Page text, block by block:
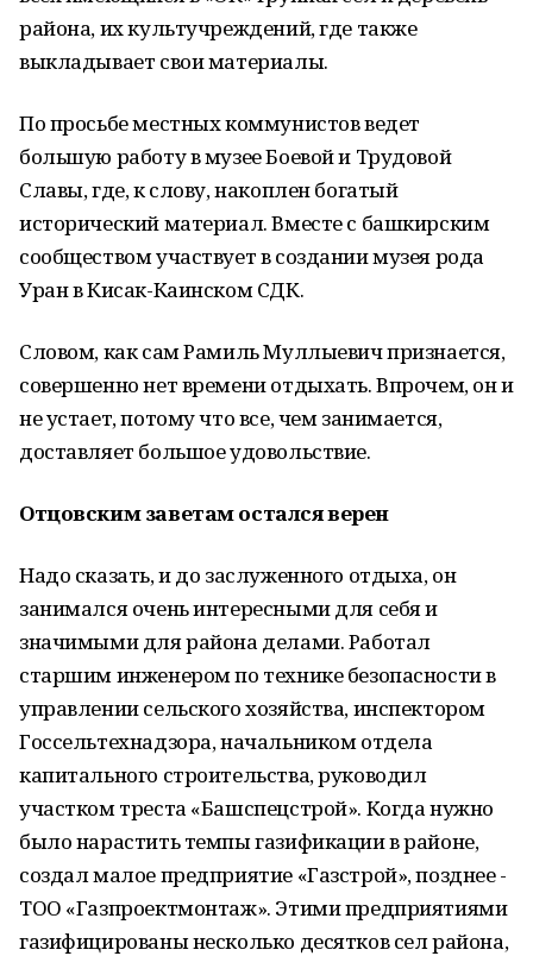
района, их культучреждений, где также
выкладывает свои материалы.
По просьбе местных коммунистов ведет
большую работу в музее Боевой и Трудовой
Славы, где, к слову, накоплен богатый
исторический материал. Вместе с башкирским
сообществом участвует в создании музея рода
Уран в Кисак-Каинском СДК.
Словом, как сам Рамиль Муллыевич признается,
совершенно нет времени отдыхать. Впрочем, он и
не устает, потому что все, чем занимается,
доставляет большое удовольствие.
Отцовским заветам остался верен
Надо сказать, и до заслуженного отдыха, он
занимался очень интересными для себя и
значимыми для района делами. Работал
старшим инженером по технике безопасности в
управлении сельского хозяйства, инспектором
Госсельтехнадзора, начальником отдела
капитального строительства, руководил
участком треста «Башспецстрой». Когда нужно
было нарастить темпы газификации в районе,
создал малое предприятие «Газстрой», позднее -
ТОО «Газпроектмонтаж». Этими предприятиями
газифицированы несколько десятков сел района,